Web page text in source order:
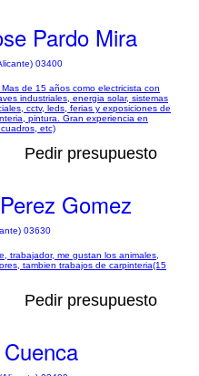
Pardo Mira
03400
de 15 años como electricista con
industriales, energia solar, sistemas
cctv, leds, ferias y exposiciones de
pintura. Gran experiencia en
etc)
Pedir presupuesto
Gomez
03630
trabajador, me gustan los animales,
tambien trabajos de carpinteria(15
Pedir presupuesto